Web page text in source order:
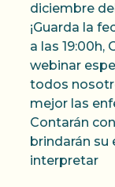
diciembre
¡Guarda la
a las 19:00h,
webinar
todos
mejor las
Contarán
brindarán su
interpretar